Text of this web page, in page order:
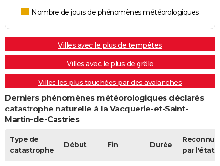
Nombre de jours de phénomènes météorologiques
Villes avec le plus de tempêtes
Villes avec le plus de grêle
Villes les plus touchées par des avalanches
Derniers phénomènes météorologiques déclarés
catastrophe naturelle à la Vacquerie-et-Saint-
Martin-de-Castries
Type de
catastrophe
Début Fin Durée
Reconnue
par l'état